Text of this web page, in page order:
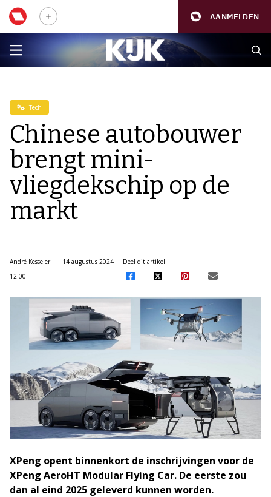
AANMELDEN
Tech
Chinese autobouwer
brengt mini-
vliegdekschip op de
markt
André Kesseler
14 augustus 2024
12:00
Deel dit artikel:
XPeng opent binnenkort de inschrijvingen voor de
XPeng AeroHT Modular Flying Car. De eerste zou
dan al eind 2025 geleverd kunnen worden.